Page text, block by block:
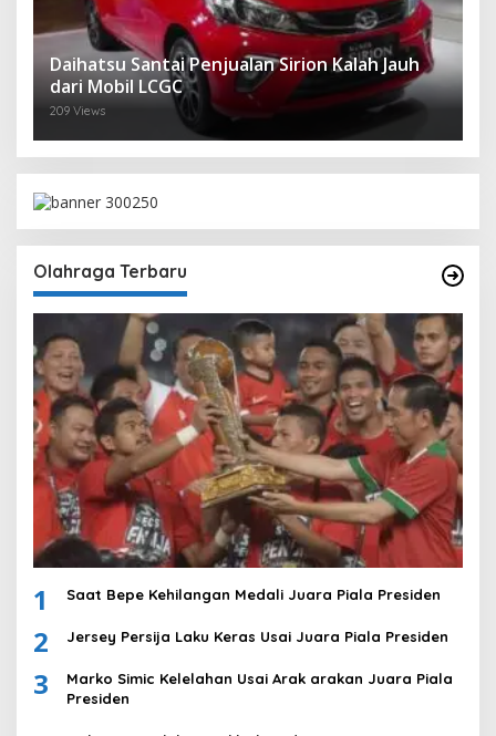
Daihatsu Santai Penjualan Sirion Kalah Jauh
dari Mobil LCGC
209 Views
Olahraga Terbaru
1 Saat Bepe Kehilangan Medali Juara Piala Presiden
2 Jersey Persija Laku Keras Usai Juara Piala Presiden
3
Marko Simic Kelelahan Usai Arak arakan Juara Piala
Presiden